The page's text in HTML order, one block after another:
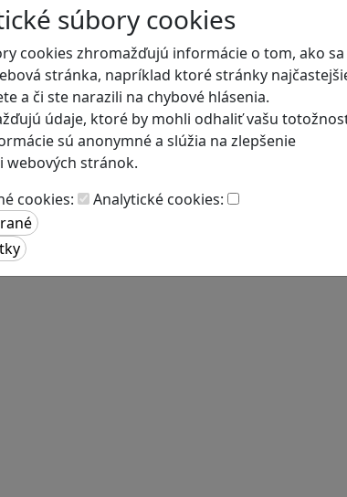
súbory cookies
cookies zhromažďujú informácie o tom, ako sa
stránka, napríklad ktoré stránky
a či ste narazili na chybové hlásenia.
údaje, ktoré by mohli odhaliť vašu
sú anonymné a slúžia na zlepšenie
webových stránok.
cookies:
Analytické cookies: